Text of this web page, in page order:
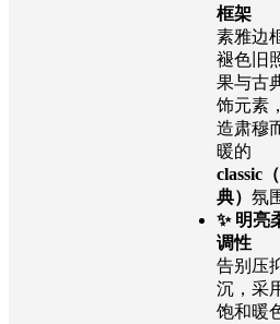
框架
素雅边
褪色旧
果与古
饰元素
造肃穆
暖的
classic
典） 氛
✨ 明亮
调性
告别压
沉，采
饱和暖